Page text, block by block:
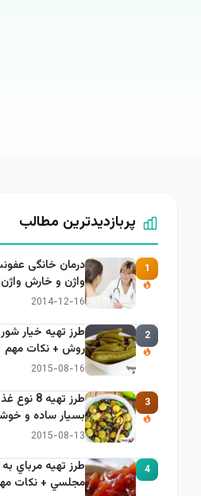
پربازدیدترین مطالب
1
درمان خانگی
واژن و خارش واژن
راهنمای کامل،
2014-12-16
2
روش + نكات مهم
2015-08-16
3
طرز تهيه 8
بسيار ساده و
2015-08-13
4
طرز تهيه مرباي
مجلسي + نكات